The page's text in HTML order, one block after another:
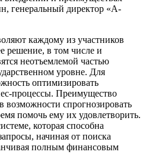
генеральный директор «А-
каждому из участников
решение, в том числе и
неотъемлемой частью
уровне. Для
оптимизировать
процессы. Преимущество
возможности спрогнозировать
помочь ему их удовлетворить.
которая способна
начиная от поиска
полным финансовым